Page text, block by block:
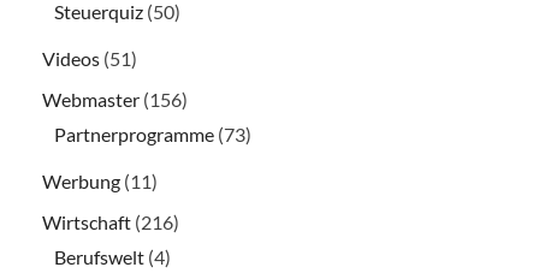
Steuerquiz (50)
Videos (51)
Webmaster (156)
Partnerprogramme (73)
Werbung (11)
Wirtschaft (216)
Berufswelt (4)